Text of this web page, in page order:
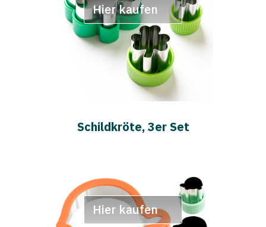
Hier kaufen
Schildkröte, 3er Set
Hier kaufen